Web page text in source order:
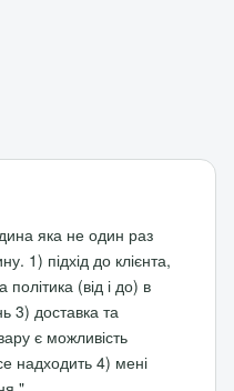
яка не один раз
1) підхід до клієнта,
політика (від і до) в
3) доставка та
є можливість
надходить 4) мені